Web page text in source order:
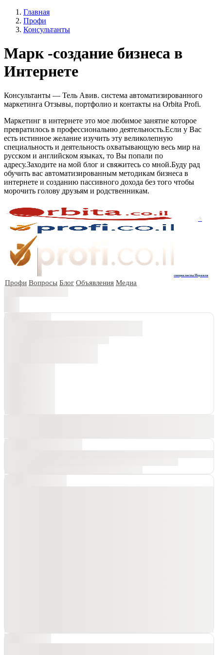
Главная
Профи
Консультанты
Марк -создание бизнеса в
Интернете
Консультанты — Тель Авив. система автоматизированного
маркетинга Отзывы, портфолио и контакты на Orbita Profi.
Маркетинг в интернете это мое любимое занятие которое
превратилось в профессиональню деятельность.Если у Вас
есть истинное желание изучить эту великолепную
специальность и деятельность охватывающую весь мир на
русском и английском языках, то Вы попали по
адресу.Заходите на мой блог и свяжитесь со мной.Буду рад
обучить вас автоматизированным методикам бизнеса в
интернете и созданию пассивного дохода без того чтобы
морочить голову друзьям и родственникам.
+
специалисты Израиля
Профи Вопросы Блог Объявления Медиа